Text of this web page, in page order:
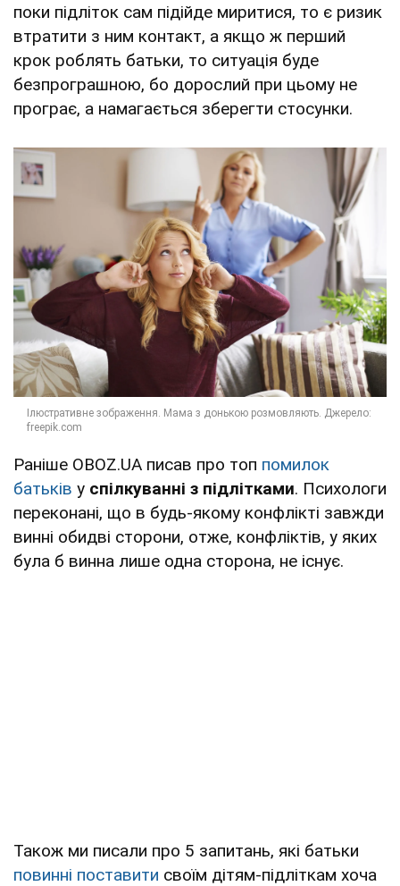
поки підліток сам підійде миритися, то є ризик
втратити з ним контакт, а якщо ж перший
крок роблять батьки, то ситуація буде
безпрограшною, бо дорослий при цьому не
програє, а намагається зберегти стосунки.
Раніше OBOZ.UA писав про топ помилок
батьків у спілкуванні з підлітками. Психологи
переконані, що в будь-якому конфлікті завжди
винні обидві сторони, отже, конфліктів, у яких
була б винна лише одна сторона, не існує.
Також ми писали про 5 запитань, які батьки
повинні поставити своїм дітям-підліткам хоча